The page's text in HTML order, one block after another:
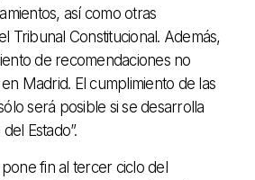
así como otras
Tribunal Constitucional. Además,
de recomendaciones no
Madrid. El cumplimiento de las
será posible si se desarrolla
Estado”.
fin al tercer ciclo del